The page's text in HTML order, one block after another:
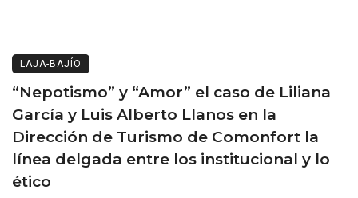
LAJA-BAJÍO
“Nepotismo” y “Amor” el caso de Liliana
García y Luis Alberto Llanos en la
Dirección de Turismo de Comonfort la
línea delgada entre los institucional y lo
ético